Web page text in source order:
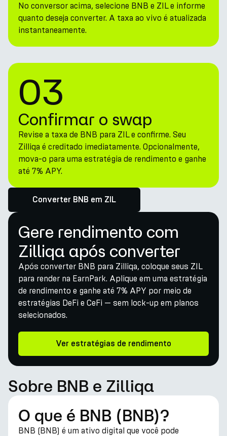
No conversor acima, selecione BNB e ZIL e informe
quanto deseja converter. A taxa ao vivo é atualizada
instantaneamente.
03
Confirmar o swap
Revise a taxa de BNB para ZIL e confirme. Seu
Zilliqa é creditado imediatamente. Opcionalmente,
mova-o para uma estratégia de rendimento e ganhe
até 7% APY.
Converter BNB em ZIL
Gere rendimento com
Zilliqa após converter
Após converter BNB para Zilliqa, coloque seus ZIL
para render na EarnPark. Aplique em uma estratégia
de rendimento e ganhe até 7% APY por meio de
estratégias DeFi e CeFi — sem lock-up em planos
selecionados.
Ver estratégias de rendimento
Sobre BNB e Zilliqa
O que é BNB (BNB)?
BNB (BNB) é um ativo digital que você pode